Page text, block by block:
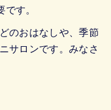
す。
のおはなしや、季節
サロンです。みなさ